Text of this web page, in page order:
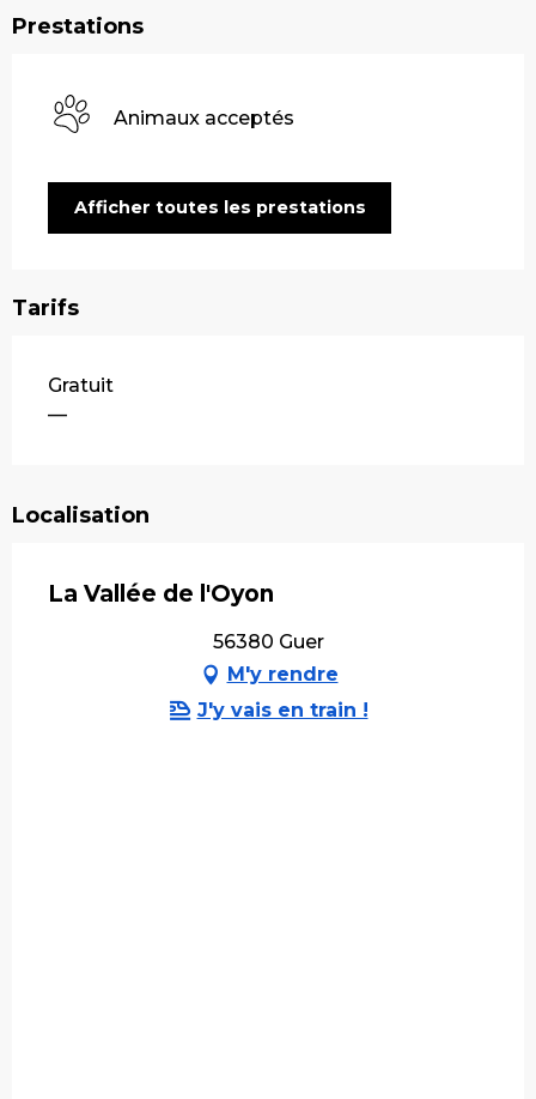
Prestations
Animaux acceptés
Afficher toutes les prestations
Tarifs
Tarifs 2026
Gratuit
—
Localisation
La Vallée de l'Oyon
56380 Guer
M'y rendre
J'y vais en train !